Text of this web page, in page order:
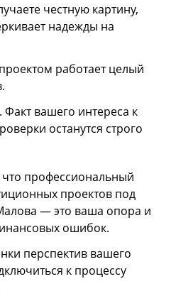
честную картину,
надежды на
работает целый
вашего интереса к
останутся строго
профессиональный
проектов под
— это ваша опора и
ошибок.
перспектив вашего
к процессу